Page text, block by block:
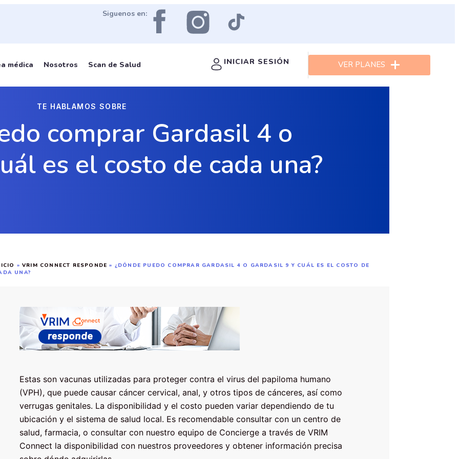
Siguenos en:
médica Nosotros Scan de Salud INICIAR SESIÓN VER PLANES
TE HABLAMOS SOBRE
comprar Gardasil 4 o
es el costo de cada una?
»VRIM CONNECT RESPONDE » ¿DÓNDE PUEDO COMPRAR GARDASIL 4 O GARDASIL 9 Y CUÁL ES EL COSTO DE
UNA?
Estas son vacunas utilizadas para proteger contra el virus del papiloma humano
(VPH), que puede causar cáncer cervical, anal, y otros tipos de cánceres, así como
verrugas genitales. La disponibilidad y el costo pueden variar dependiendo de tu
ubicación y el sistema de salud local. Es recomendable consultar con un centro de
salud, farmacia, o consultar con nuestro equipo de Concierge a través de VRIM
Connect la disponibilidad con nuestros proveedores y obtener información precisa